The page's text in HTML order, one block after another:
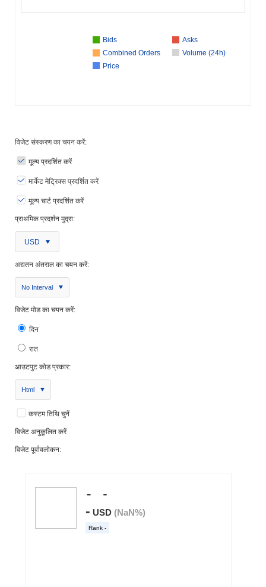
Bids
Asks
Combined Orders
Volume (24h)
Price
विजेट संस्करण का चयन करें:
मूल्य प्रदर्शित करें
मार्केट मेट्रिक्स प्रदर्शित करें
मूल्य चार्ट प्रदर्शित करें
प्राथमिक प्रदर्शन मुद्रा:
USD
अद्यतन अंतराल का चयन करें:
No Interval
विजेट मोड का चयन करें:
दिन
रात
आउटपुट कोड प्रकार:
Html
कस्टम तिथि चुनें
विजेट अनुकूलित करें
विजेट पूर्वावलोकन: